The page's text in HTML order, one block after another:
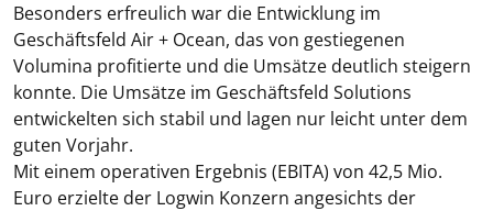
Besonders erfreulich war die Entwicklung im
Geschäftsfeld Air + Ocean, das von gestiegenen
Volumina profitierte und die Umsätze deutlich steigern
konnte. Die Umsätze im Geschäftsfeld Solutions
entwickelten sich stabil und lagen nur leicht unter dem
guten Vorjahr.
Mit einem operativen Ergebnis (EBITA) von 42,5 Mio.
Euro erzielte der Logwin Konzern angesichts der